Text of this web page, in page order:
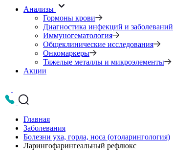
Анализы
Гормоны крови
Диагностика инфекций и заболеваний
Иммуногематология
Общеклинические исследования
Онкомаркеры
Тяжелые металлы и микроэлементы
Акции
Главная
Заболевания
Болезни уха, горла, носа (отоларингология)
Ларингофарингеальный рефлюкс